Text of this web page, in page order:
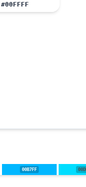
#00FFFF
00B7FF